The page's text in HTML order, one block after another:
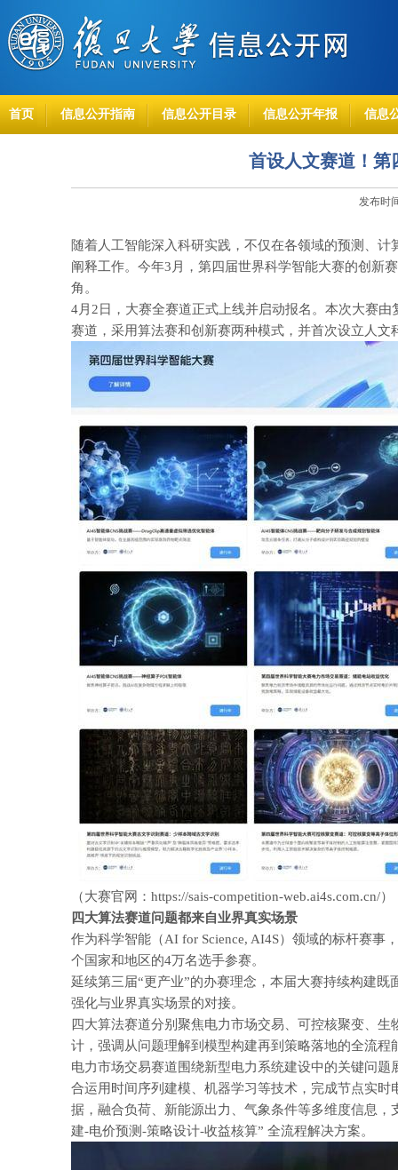
首页 信息公开指南 信息公开目录 信息公开年报 信息
首设人文赛道！第
发布时
随着人工智能深入科研实践，不仅在各领域的预测、
阐释工作。 今年3月，第四届世界科学智能大赛的创新
角。
4月2日，大赛全赛道正式上线并启动报名。本次大赛
赛道，采用算法赛和创新赛两种模式，并首次设立人
（大赛官网：https://sais-competition-web.ai4s.com.cn/）
四大算法赛道问题都来自业界真实场景
作为科学智能（AI for Science, AI4S）领域的标杆赛事
个国家和地区的4万名选手参赛。
延续第三届“更产业”的办赛理念，本届大赛持续构建
强化与业界真实场景的对接。
四大算法赛道分别聚焦电力市场交易、可控核聚变、
计，强调从问题理解到模型构建再到策略落地的全流程
电力市场交易赛道围绕新型电力系统建设中的关键问
合运用时间序列建模、机器学习等技术，完成节点实
据，融合负荷、新能源出力、气象条件等多维度信息
建-电价预测-策略设计-收益核算” 全流程解决方案。